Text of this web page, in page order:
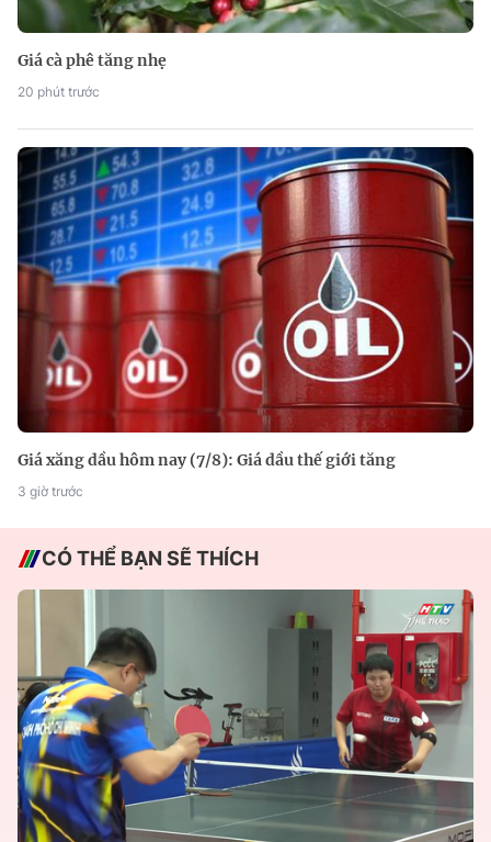
Giá cà phê tăng nhẹ
20 phút trước
Giá xăng dầu hôm nay (7/8): Giá dầu thế giới tăng
3 giờ trước
CÓ THỂ BẠN SẼ THÍCH